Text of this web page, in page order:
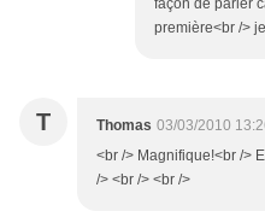
façon de parler
première<br />
T Thomas 03/03/2010
<br /> Magnifique!<br />
/> <br /> <br />